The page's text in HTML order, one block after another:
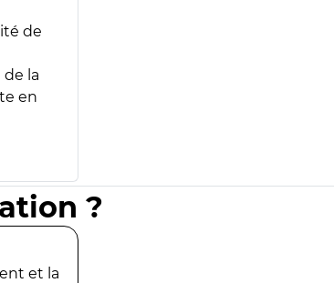
de
la
en
?
et la